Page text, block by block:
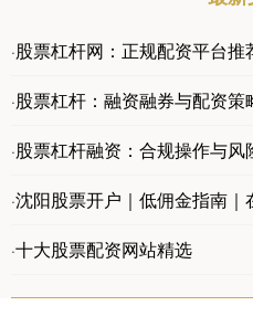
·股票杠杆网：正规配资平台推
·股票杠杆：融资融券与配资策
·股票杠杆融资：合规操作与风
·沈阳股票开户｜低佣金指南｜
·十大股票配资网站精选